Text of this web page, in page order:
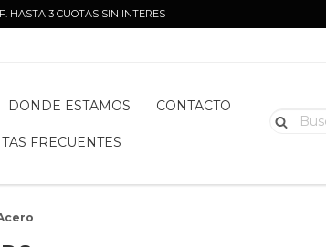
HASTA 3 CUOTAS SIN INTERES
DONDE ESTAMOS CONTACTO
FRECUENTES